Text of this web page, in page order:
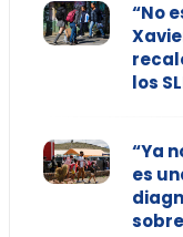
“No
los
“Ya
es